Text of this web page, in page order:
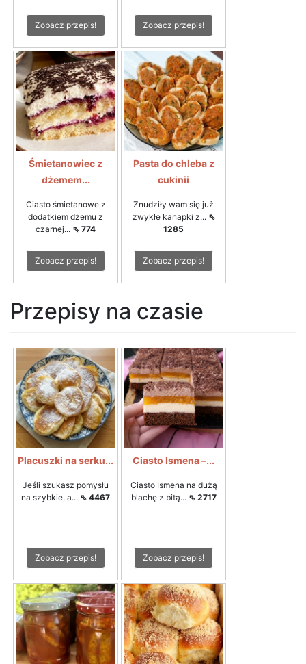
Zobacz przepis! Zobacz przepis!
Śmietanowiec z
dżemem...
Ciasto śmietanowe z
dodatkiem dżemu z
czarnej... ⇖ 774
Zobacz przepis!
Pasta do chleba z
cukinii
Znudziły wam się już
zwykłe kanapki z... ⇖
1285
Zobacz przepis!
Przepisy na czasie
Placuszki na serku...
Jeśli szukasz pomysłu
na szybkie, a... ⇖ 4467
Zobacz przepis!
Ciasto Ismena –...
Ciasto Ismena na dużą
blachę z bitą... ⇖ 2717
Zobacz przepis!